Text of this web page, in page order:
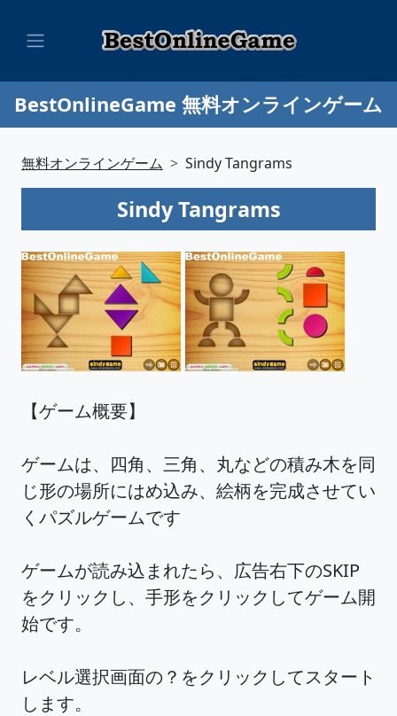
BestOnlineGame 無料オンラインゲーム
無料オンラインゲーム Sindy Tangrams
Sindy Tangrams
【ゲーム概要】
ゲームは、四角、三角、丸などの積み木を同
じ形の場所にはめ込み、絵柄を完成させてい
くパズルゲームです
ゲームが読み込まれたら、広告右下のSKIP
をクリックし、手形をクリックしてゲーム開
始です。
レベル選択画面の？をクリックしてスタート
します。